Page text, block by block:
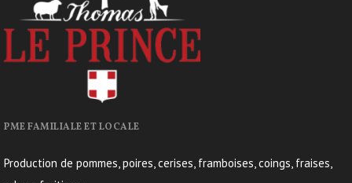
PME FAMILIALE ET LOCALE
Production de pommes, poires, cerises, framboises, coings, fraises,